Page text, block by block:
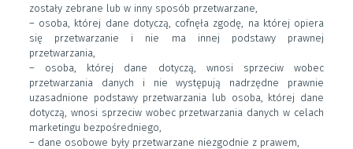
zostały zebrane lub w inny sposób przetwarzane,
– osoba, której dane dotyczą, cofnęła zgodę, na której opiera
się przetwarzanie i nie ma innej podstawy prawnej
przetwarzania,
– osoba, której dane dotyczą, wnosi sprzeciw wobec
przetwarzania danych i nie występują nadrzędne prawnie
uzasadnione podstawy przetwarzania lub osoba, której dane
dotyczą, wnosi sprzeciw wobec przetwarzania danych w celach
marketingu bezpośredniego,
– dane osobowe były przetwarzane niezgodnie z prawem,